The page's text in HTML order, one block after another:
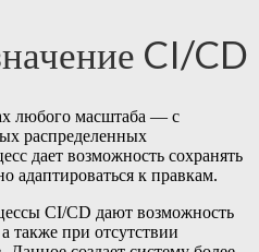
CI/CD
любого масштаба — с
распределенных
дает возможность сохранять
адаптироваться к правкам.
CI/CD дают возможность
также при отсутствии